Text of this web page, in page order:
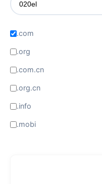
.com
.org
.com.cn
.org.cn
.info
.mobi